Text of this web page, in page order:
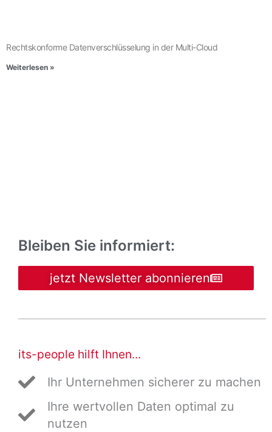
Rechtskonforme Datenverschlüsselung in der Multi-Cloud
Weiterlesen »
Bleiben Sie informiert:
jetzt Newsletter abonnieren
its-people hilft Ihnen...
Ihr Unternehmen sicherer zu machen
Ihre wertvollen Daten optimal zu
nutzen